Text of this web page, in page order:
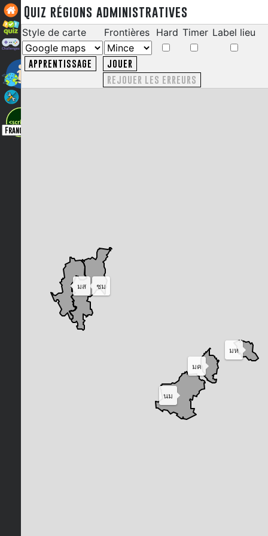
Quiz régions administratives
Style de carte Frontières Hard Timer Label lieu
APPRENTISSAGE
JOUER
REJOUER LES ERREURS
ชม
มส
มค
มห
นม